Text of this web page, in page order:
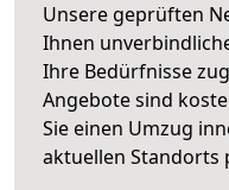
Unsere geprüften
Ihnen
Ihre Bedürfnisse
Angebote sind
Sie einen Umzug
aktuellen Standorts